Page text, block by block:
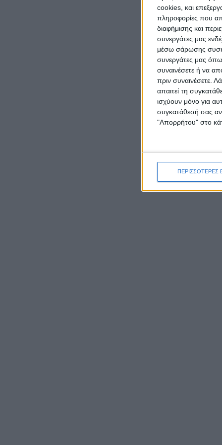
cookies, και
πληροφορίες που
διαφήμισης και
συνεργάτες μας
μέσω σάρωσης
συνεργάτες μας
συναινέσετε ή να
πριν συναινέσετε.
απαιτεί τη
ισχύουν μόνο για
συγκατάθεσή σας
"Απορρήτου" στο
ΠΕΡΙΣΣΟΤΕΡΕΣ